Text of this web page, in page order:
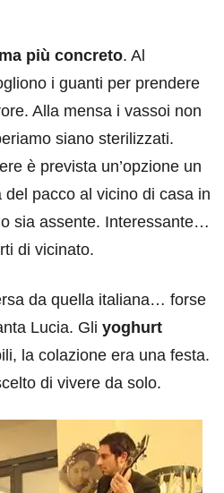
più concreto. Al
i guanti per prendere
Alla mensa i vassoi non
siano sterilizzati.
è prevista un’opzione un
del pacco al vicino di casa in
sia assente. Interessante…
di vicinato.
da quella italiana… forse
Lucia. Gli yoghurt
la colazione era una festa.
di vivere da solo.